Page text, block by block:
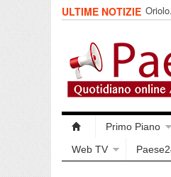
ULTIME NOTIZIE
Primo Piano
Web TV